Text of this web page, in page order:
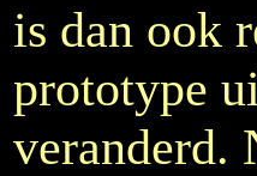
is dan ook
prototype
veranderd.